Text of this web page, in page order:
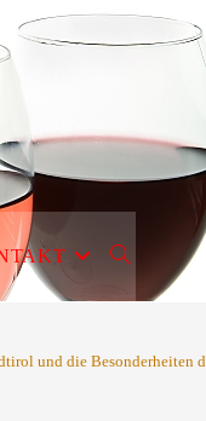
WEBSITE-
und die Besonderheiten